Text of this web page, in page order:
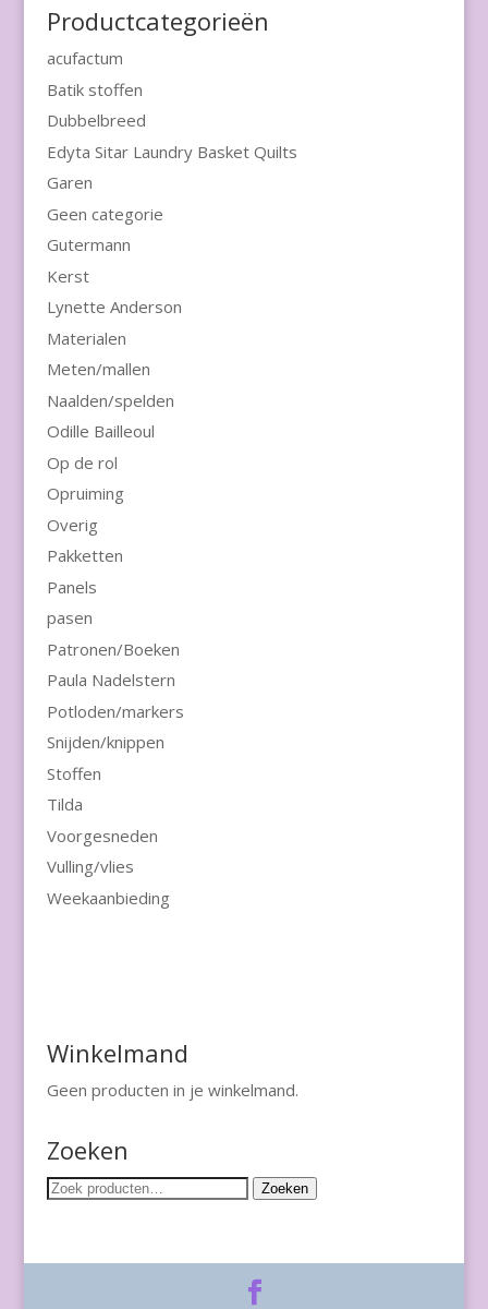
Productcategorieën
acufactum
Batik stoffen
Dubbelbreed
Edyta Sitar Laundry Basket Quilts
Garen
Geen categorie
Gutermann
Kerst
Lynette Anderson
Materialen
Meten/mallen
Naalden/spelden
Odille Bailleoul
Op de rol
Opruiming
Overig
Pakketten
Panels
pasen
Patronen/Boeken
Paula Nadelstern
Potloden/markers
Snijden/knippen
Stoffen
Tilda
Voorgesneden
Vulling/vlies
Weekaanbieding
Winkelmand
Geen producten in je winkelmand.
Zoeken
Zoeken
Zoeken